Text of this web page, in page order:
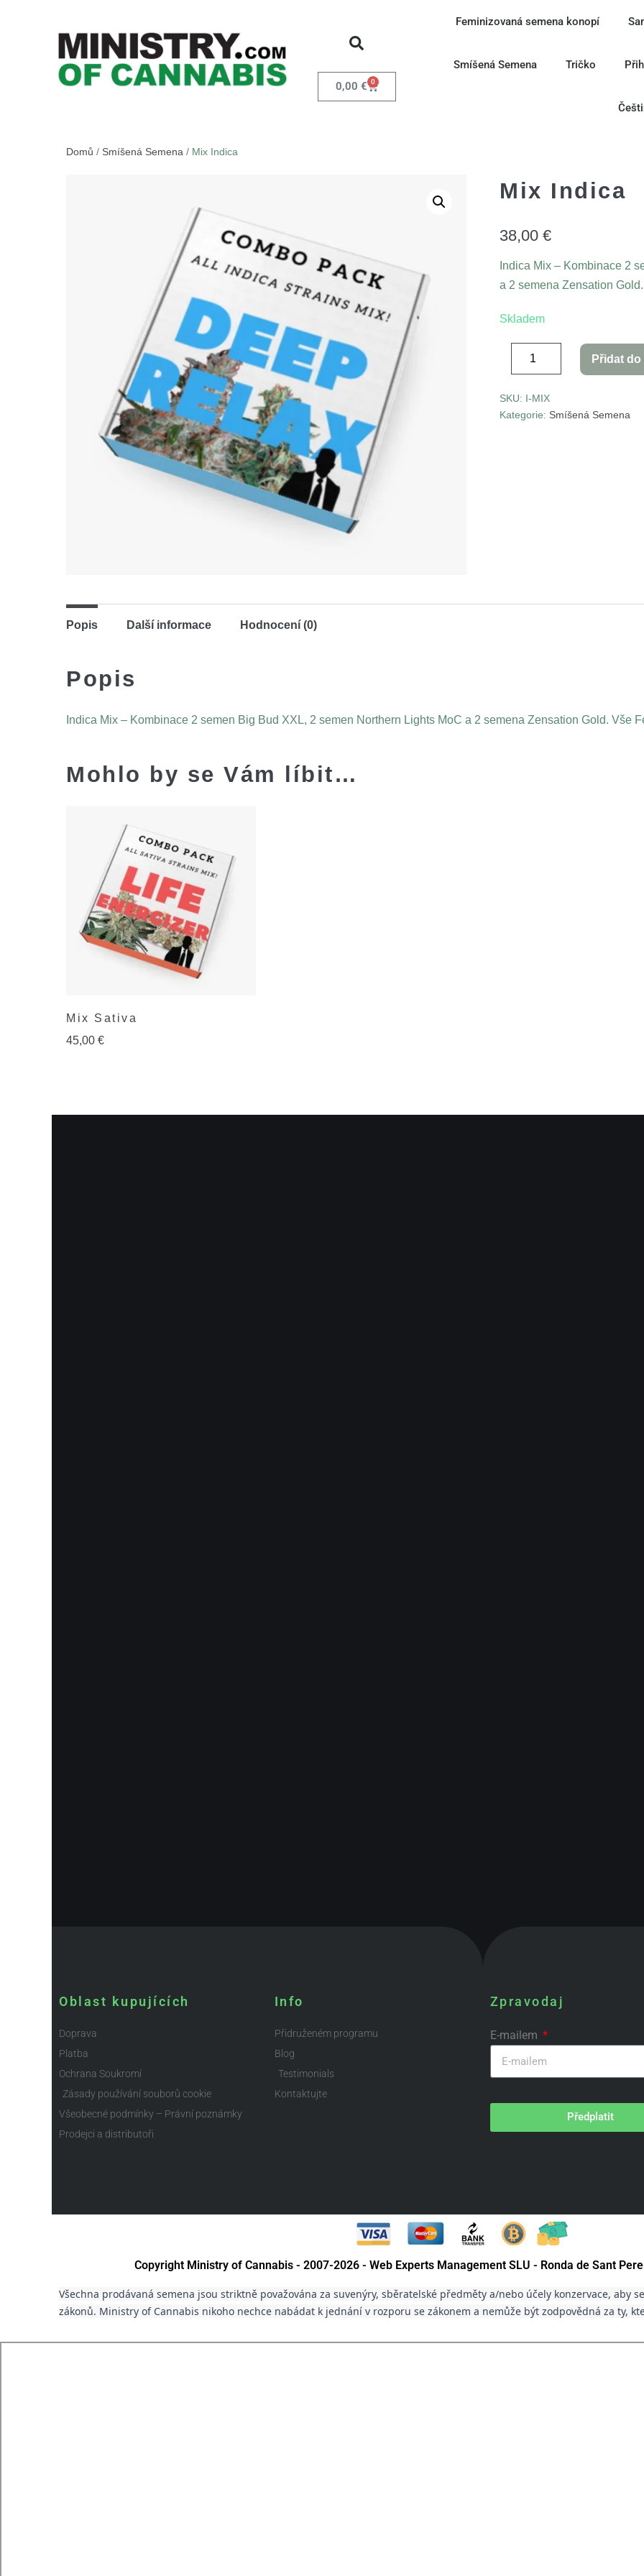
0,00 € 0
Feminizovaná semena konopí
Smíšená Semena Tričko
Domů / Smíšená Semena / Mix Indica
Mix Indica
38,00€
Indica Mix – Kombinace 2
a 2 semena Zensation
Skladem
Přidat
SKU: I-MIX
Kategorie: Smíšená Semena
Popis Další informace Hodnocení (0)
Popis
Indica Mix – Kombinace 2 semen Big Bud XXL, 2 semen Northern Lights MoC a 2 semena Zensation Gold. Vše
Mohlo by se Vám líbit…
Mix Sativa
45,00 €
Oblast kupujících
Doprava
Platba
Ochrana Soukromí
Zásady používání souborů cookie
Všeobecné podmínky – Právní poznámky
Prodejci a distributoři
Info
Přidruženém programu
Blog
Testimonials
Kontaktujte
Zpravodaj
E-mailem
Předplatit
Copyright Ministry of Cannabis - 2007-2026 - Web Experts Management SLU - Ronda de Sant
Všechna prodávaná semena jsou striktně považována za suvenýry, sběratelské předměty a/nebo účely konzervace, aby
zákonů. Ministry of Cannabis nikoho nechce nabádat k jednání v rozporu se zákonem a nemůže být zodpovědná za ty,